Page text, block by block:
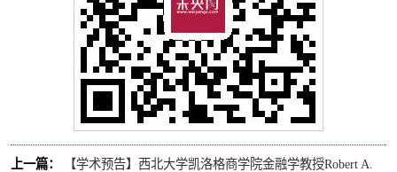
上一篇：
【学术预告】西北大学凯洛格商学院金融学教授Robert A.